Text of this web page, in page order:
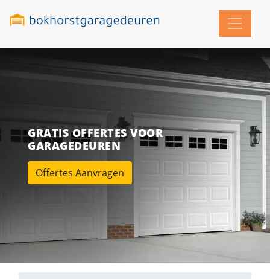
GRATIS OFFERTES VOOR
GARAGEDEUREN
Offertes Aanvragen